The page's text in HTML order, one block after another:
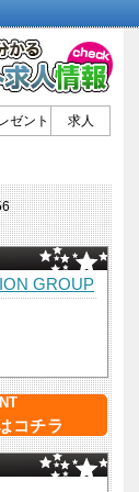
ゼント 求人
GROUP
コチラ